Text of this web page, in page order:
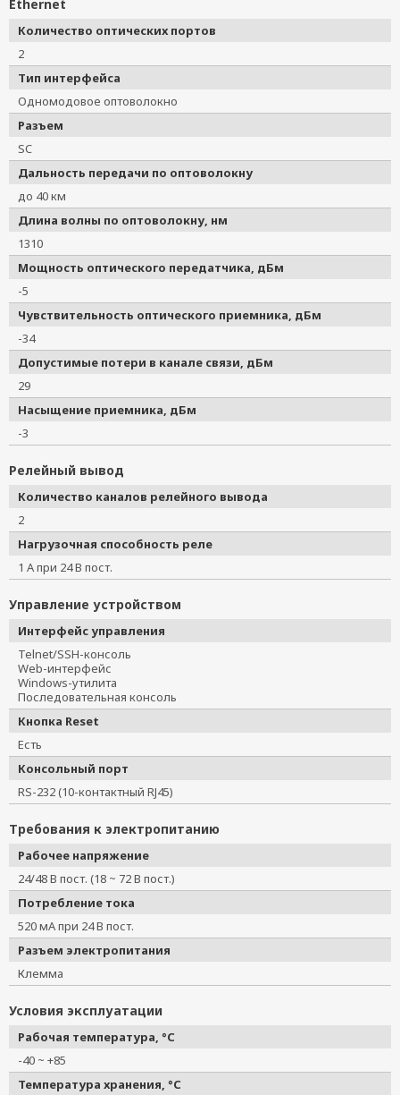
Ethernet
Количество оптических портов
2
Тип интерфейса
Одномодовое оптоволокно
Разъем
SC
Дальность передачи по оптоволокну
до 40 км
Длина волны по оптоволокну, нм
1310
Мощность оптического передатчика, дБм
-5
Чувствительность оптического приемника, дБм
-34
Допустимые потери в канале связи, дБм
29
Насыщение приемника, дБм
-3
Релейный вывод
Количество каналов релейного вывода
2
Нагрузочная способность реле
1 А при 24 В пост.
Управление устройством
Интерфейс управления
Telnet/SSH-консоль
Web-интерфейс
Windows-утилита
Последовательная консоль
Кнопка Reset
Есть
Консольный порт
RS-232 (10-контактный RJ45)
Требования к электропитанию
Рабочее напряжение
24/48 В пост. (18 ~ 72 В пост.)
Потребление тока
520 мА при 24 В пост.
Разъем электропитания
Клемма
Условия эксплуатации
Рабочая температура, °C
-40 ~ +85
Температура хранения, °C